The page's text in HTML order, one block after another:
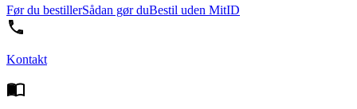
Før du bestillerSådan gør duBestil uden MitID
Kontakt